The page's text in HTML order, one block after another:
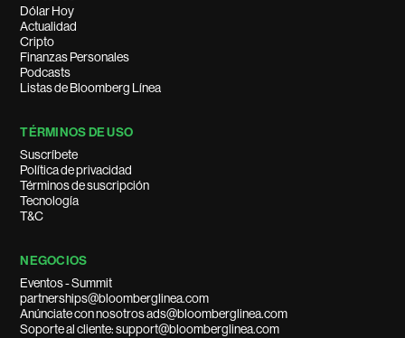
Dólar Hoy
Actualidad
Cripto
Finanzas Personales
Podcasts
Listas de Bloomberg Línea
TÉRMINOS DE USO
Suscríbete
Política de privacidad
Términos de suscripción
Tecnología
T&C
NEGOCIOS
Eventos - Summit
partnerships@bloomberglinea.com
Anúnciate con nosotros ads@bloomberglinea.com
Soporte al cliente: support@bloomberglinea.com